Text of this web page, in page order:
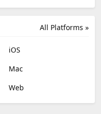
All Platforms »
iOS
Mac
Web